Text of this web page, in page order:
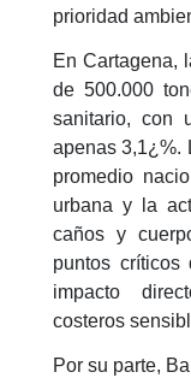
prioridad
En Cartagena,
de 500.000
sanitario, con
apenas 3,1¿%.
promedio
urbana y la
caños y
puntos críticos
impacto
costeros
Por su parte,